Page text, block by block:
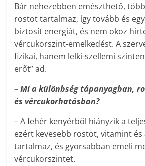
Bár nehezebben emészthető,
rostot tartalmaz, így tovább és
biztosít energiát, és nem okoz
vércukorszint-emelkedést. A
fizikai, hanem lelki-szellemi
erőt” ad.
– Mi a különbség tápanyagban,
és vércukorhatásban?
– A fehér kenyérből hiányzik a
ezért kevesebb rostot, vitamint és
tartalmaz, és gyorsabban emeli
vércukorszintet.